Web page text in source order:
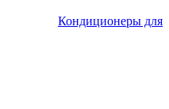
Кондиционеры для